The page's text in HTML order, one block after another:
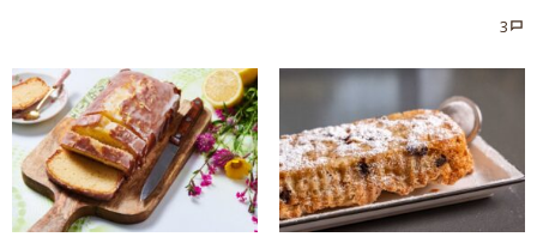
בצק פריכים וטעימים. לא תאמינו
3